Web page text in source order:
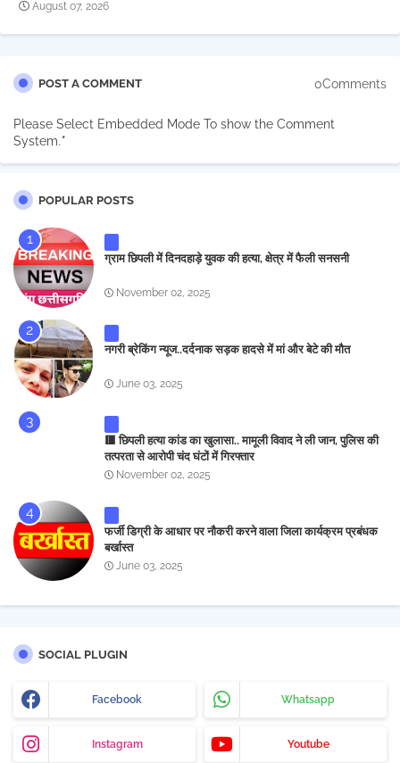
August 07, 2026
POST A COMMENT 0Comments
Please Select Embedded Mode To show the Comment
System.*
POPULAR POSTS
ग्राम छिपली में दिनदहाड़े युवक की हत्या, क्षेत्र में फैली सनसनी
November 02, 2025
नगरी ब्रेकिंग न्यूज..दर्दनाक सड़क हादसे में मां और बेटे की मौत
June 03, 2025
🟥 छिपली हत्या कांड का खुलासा.. मामूली विवाद ने ली जान, पुलिस की
तत्परता से आरोपी चंद घंटों में गिरफ्तार
November 02, 2025
फर्जी डिग्री के आधार पर नौकरी करने वाला जिला कार्यक्रम प्रबंधक
बर्खास्त
June 03, 2025
SOCIAL PLUGIN
Facebook Whatsapp
Instagram Youtube